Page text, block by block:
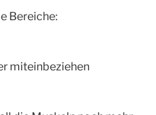
Bereiche:
miteinbeziehen